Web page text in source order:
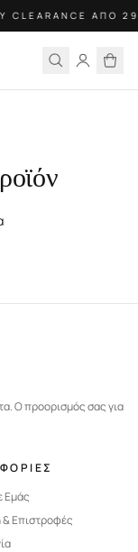
CLEARANCE ΑΠΟ
Ο προορισμός σας για
Εμάς
Επιστροφές